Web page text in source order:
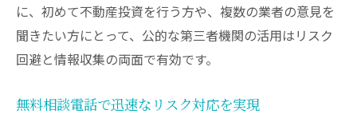
に、初めて不動産投資を行う方や、複数の業者の意見を
聞きたい方にとって、公的な第三者機関の活用はリスク
回避と情報収集の両面で有効です。
無料相談電話で迅速なリスク対応を実現